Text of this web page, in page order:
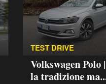
TEST DRIVE
Volkswagen Polo
la tradizione